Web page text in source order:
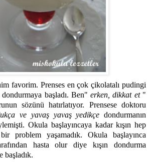
favorim. Prenses en çok çikolatalı pudingi
başladı. Ben"erken, dikkat et"
sözünü hatırlatıyor. Prensese doktoru
ve yavaş yavaş yedikçe dondurmanın
Okula başlayıncaya kadar kışın hep
problem yaşamadık. Okula başlayınca
hasta olur diye kışın dondurma
başladık.